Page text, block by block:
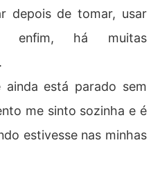
depois de tomar, usar
enfim, há muitas
está parado sem
me sinto sozinha e é
estivesse nas minhas